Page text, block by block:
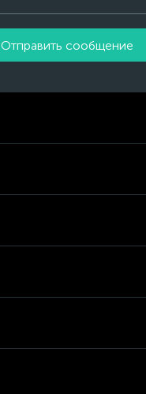
Отправить сообщение